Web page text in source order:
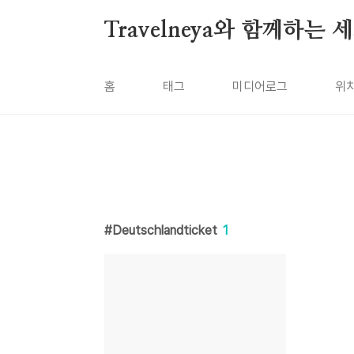
Travelneya와 함께하는
홈 태그 미디어로그 위
Deutschlandticket 1